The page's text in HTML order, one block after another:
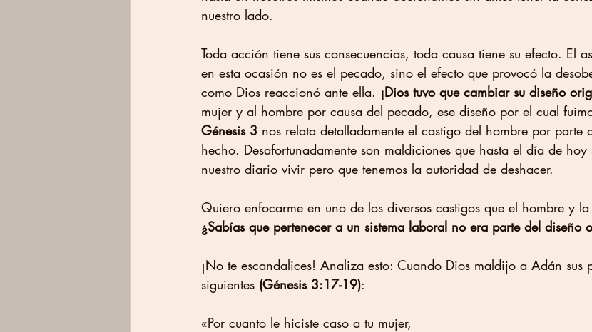
nuestro lado.
Toda acción tiene sus consecuencias, toda causa tiene su efecto. El
en esta ocasión no es el pecado, sino el efecto que provocó la
como Dios reaccionó ante ella. ¡Dios tuvo que cambiar su diseño
mujer y al hombre por causa del pecado, ese diseño por el cual
Génesis 3 nos relata detalladamente el castigo del hombre por parte
hecho. Desafortunadamente son maldiciones que hasta el día de hoy
nuestro diario vivir pero que tenemos la autoridad de deshacer.
Quiero enfocarme en uno de los diversos castigos que el hombre y
¿Sabías que pertenecer a un sistema laboral no era parte del diseño
¡No te escandalices! Analiza esto: Cuando Dios maldijo a Adán sus
siguientes (Génesis 3:17-19):
«Por cuanto le hiciste caso a tu mujer,